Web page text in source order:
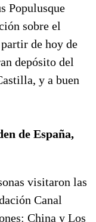
Populusque
sobre el
de hoy de
depósito del
y a buen
de España,
visitaron las
Canal
China y Los